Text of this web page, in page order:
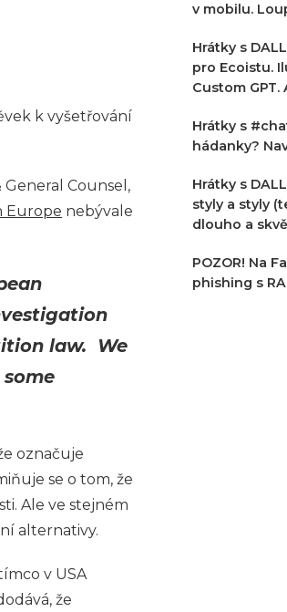
k vyšetřování
General Counsel,
Europe nebývale
law. We
označuje
se o tom, že
Ale ve stejném
alternativy.
v USA
že
v mobilu.
Hrátky s
pro Ecoistu.
Custom
Hrátky s
hádanky?
Hrátky s
styly a styly
dlouho a
POZOR! Na
phishing s